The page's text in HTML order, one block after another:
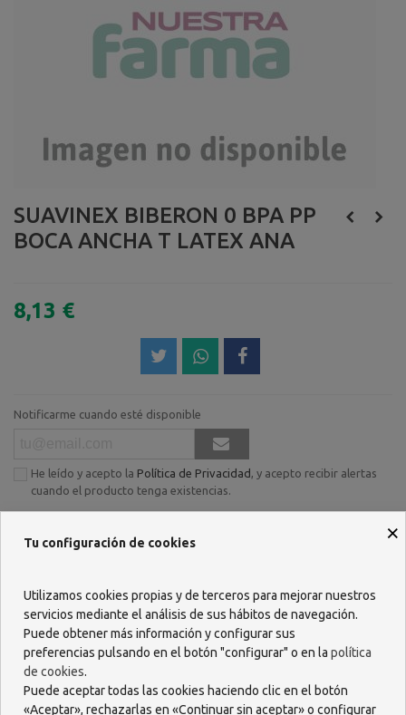
SUAVINEX BIBERON 0 BPA PP
BOCA ANCHA T LATEX ANA
8,13 €
Notificarme cuando esté disponible
He leído y acepto la Política de Privacidad , y acepto recibir alertas
cuando el producto tenga existencias.
Llámanos al
957 482 404
×
Tu configuración de cookies
Utilizamos cookies propias y de terceros para mejorar nuestros
servicios mediante el análisis de sus hábitos de navegación.
Puede obtener más información y configurar sus
preferencias pulsando en el botón "configurar" o en la política
de cookies.
Puede aceptar todas las cookies haciendo clic en el botón
«Aceptar», rechazarlas en «Continuar sin aceptar» o configurar